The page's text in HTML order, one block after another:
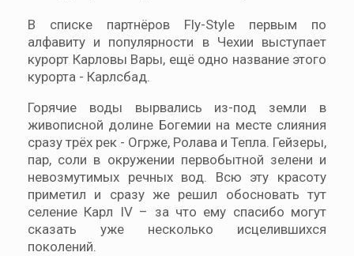
В списке партнёров Fly-Style первым по
алфавиту и популярности в Чехии выступает
курорт Карловы Вары, ещё одно название этого
курорта - Карлсбад.
Горячие воды вырвались из-под земли в
живописной долине Богемии на месте слияния
сразу трёх рек - Огрже, Ролава и Тепла. Гейзеры,
пар, соли в окружении первобытной зелени и
невозмутимых речных вод. Всю эту красоту
приметил и сразу же решил обосновать тут
селение Карл IV – за что ему спасибо могут
сказать уже несколько исцелившихся
поколений.